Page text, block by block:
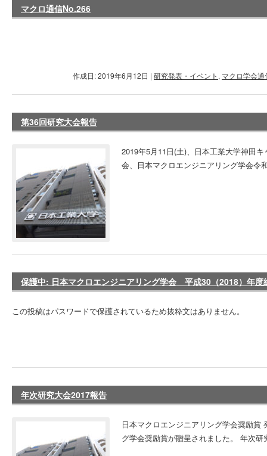
マクロ通信No.266
作成日: 2019年6月12日 | 研究発表・イベント , マクロ学会通
第36回研究大会報告
2019年5月11日(土)、日本工業大学神田
会、日本マクロエンジニアリング学会
保護中: 日本マクロエンジニアリング学会 平成30（2018）年度
この投稿はパスワードで保護されているため抜粋文はありません。
年次研究大会2017報告
日本マクロエンジニアリング学会奨励賞
グ学会奨励賞が贈呈されました。 年